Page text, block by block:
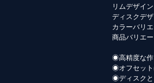
リムデザイ
ディスクデ
カラーバリ
商品バリエ
◉高精度な作
◉オフセット
◉ディスクと